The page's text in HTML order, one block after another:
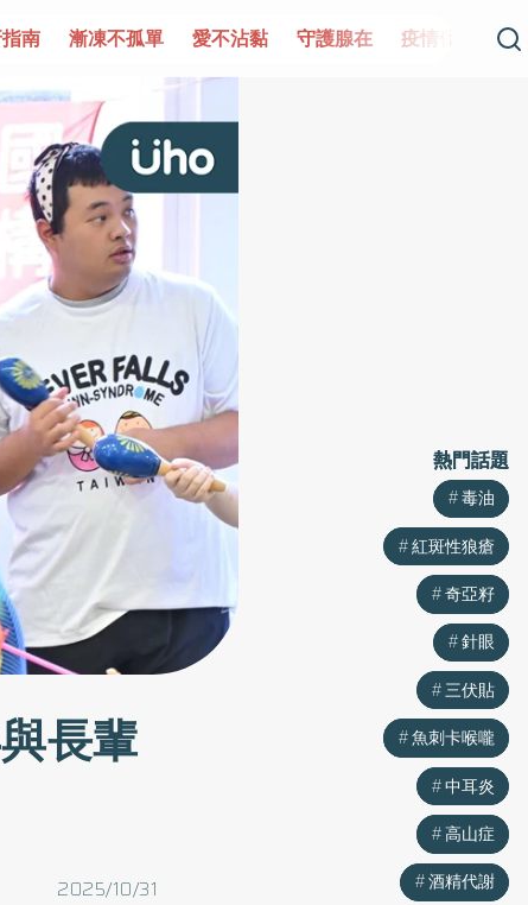
愛不沾黏 守護腺在 疫情保衛戰 再生醫學 愛
長輩
2025/10/31
熱門話題
毒油
紅斑性狼瘡
奇亞籽
針眼
三伏貼
魚刺卡喉嚨
中耳炎
高山症
酒精代謝
熱門話題
毒油
紅斑性狼瘡
奇亞籽
針眼
三伏貼
魚刺卡喉嚨
中耳炎
高山症
酒精代謝